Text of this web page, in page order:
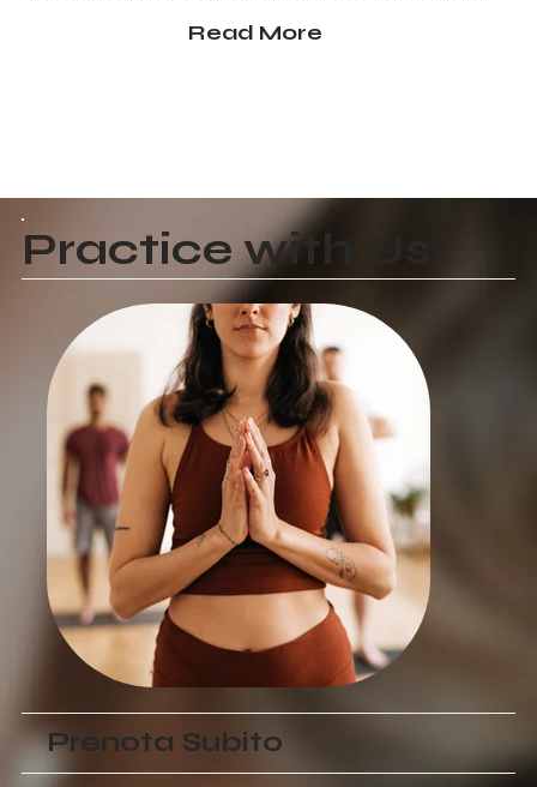
Practice with Us
Prenota Subito
Read More